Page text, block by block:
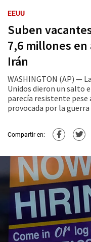
EEUU
Suben
7,6 millones en
Irán
WASHINGTON (AP) —
Unidos dieron un salto
parecía resistente
provocada por la guerra
Compartir en: